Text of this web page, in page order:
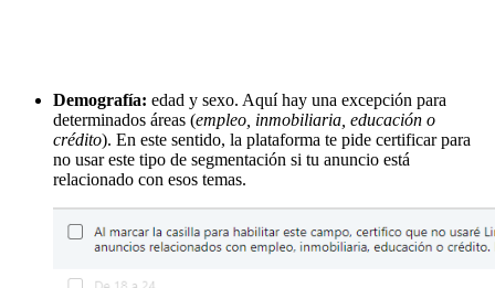
Demografía: edad y sexo. Aquí hay una excepción para
determinados áreas (empleo, inmobiliaria, educación o
crédito). En este sentido, la plataforma te pide certificar para
no usar este tipo de segmentación si tu anuncio está
relacionado con esos temas.